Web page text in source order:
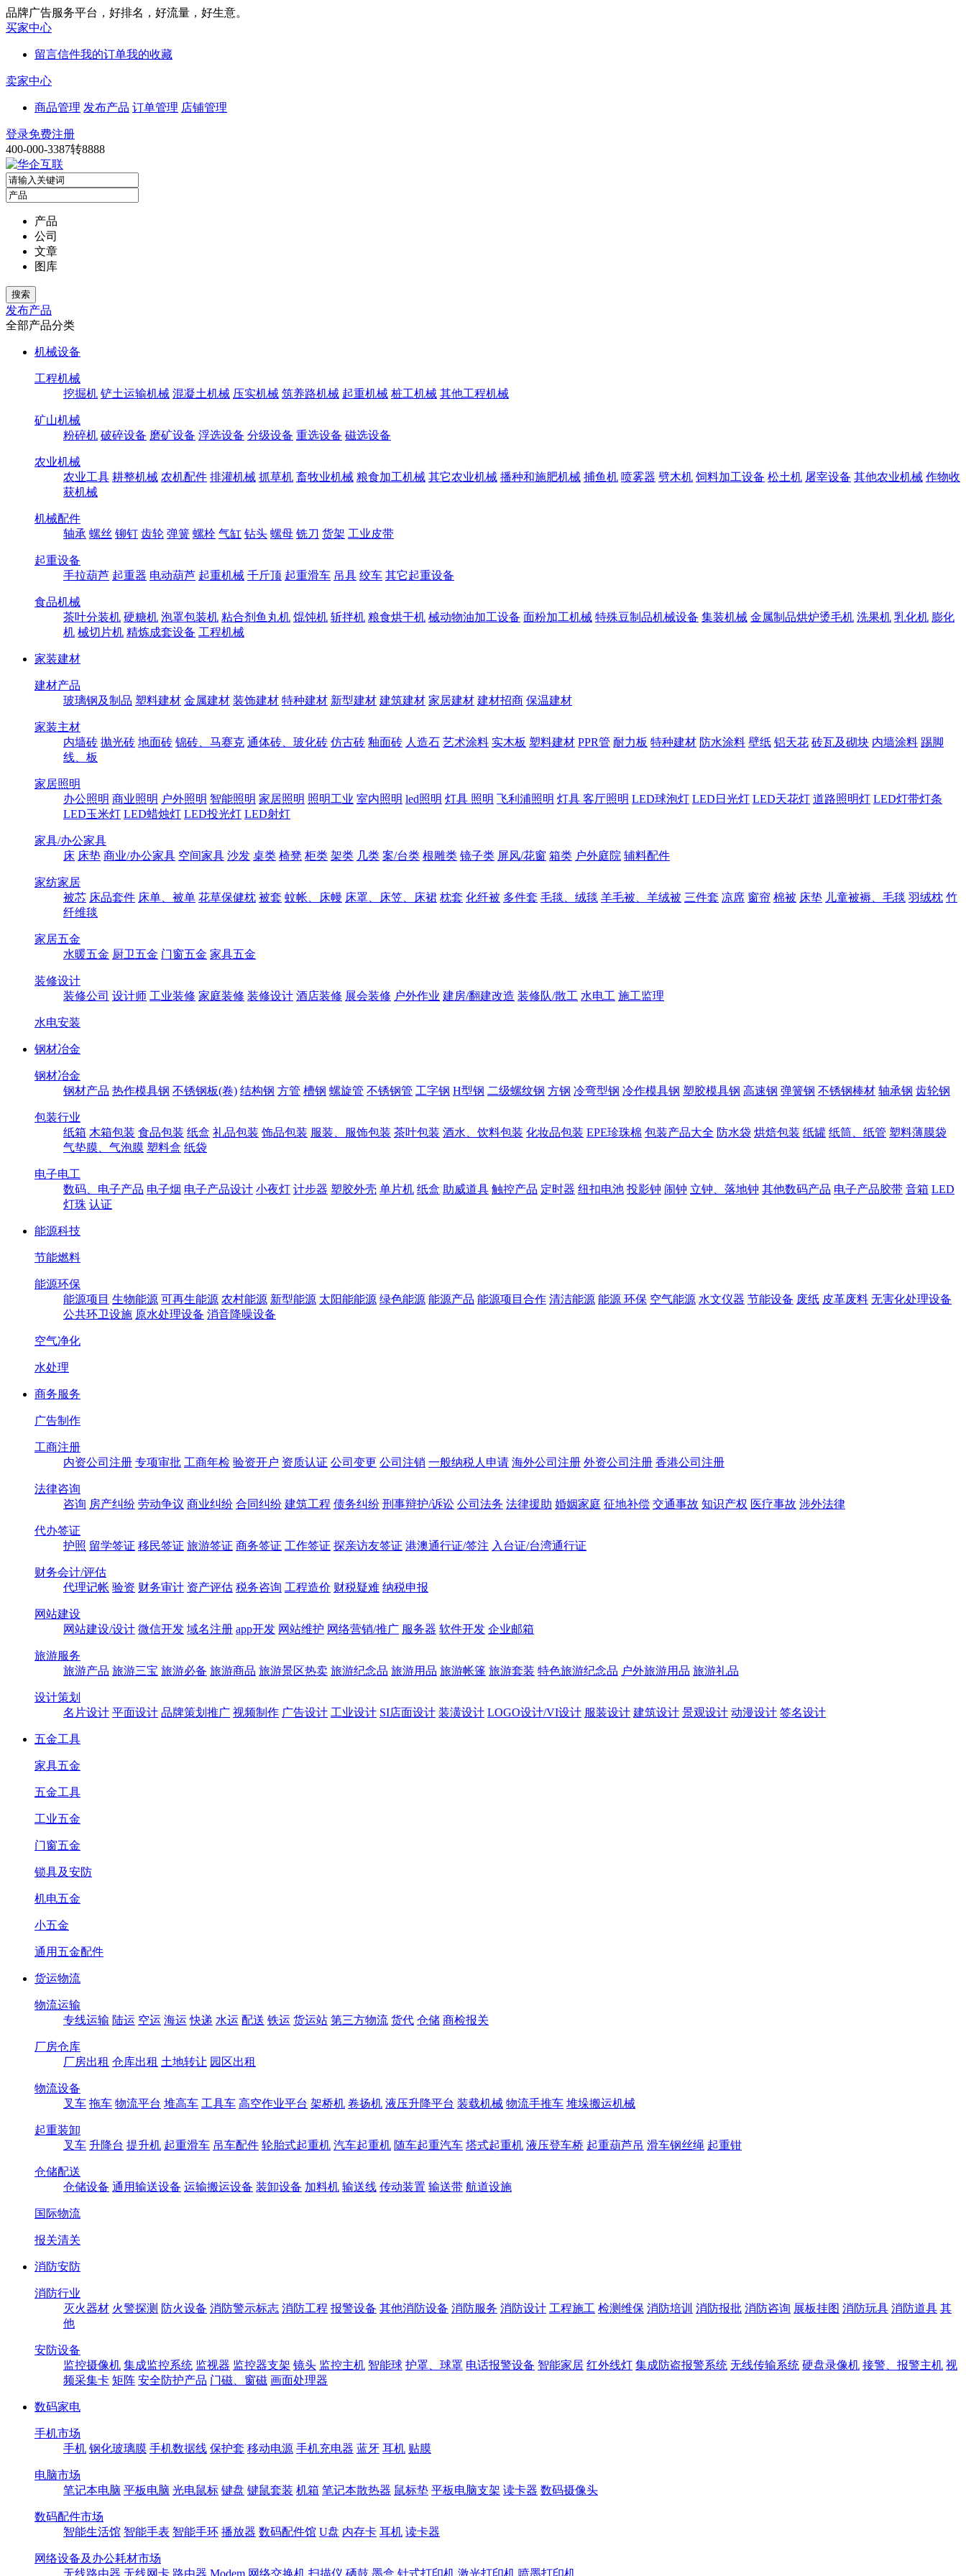
品牌广告服务平台，好排名，好流量，好生意。
买家中心
留言信件我的订单我的收藏
卖家中心
商品管理 发布产品 订单管理 店铺管理
登录免费注册
400-000-3387转8888
产品
公司
文章
图库
发布产品
全部产品分类
机械设备
工程机械
挖掘机 铲土运输机械 混凝土机械 压实机械 筑养路机械 起重机械 桩工机械 其他工程机械
矿山机械
粉碎机 破碎设备 磨矿设备 浮选设备 分级设备 重选设备 磁选设备
农业机械
农业工具 耕整机械 农机配件 排灌机械 抓草机 畜牧业机械 粮食加工机械 其它农业机械 播种和施肥机械 捕鱼机 喷雾器 劈木机 饲料加工设备 松土机 屠宰设备 其他农业机械 作物收
获机械
机械配件
轴承 螺丝 铆钉 齿轮 弹簧 螺栓 气缸 钻头 螺母 铣刀 货架 工业皮带
起重设备
手拉葫芦 起重器 电动葫芦 起重机械 千斤顶 起重滑车 吊具 绞车 其它起重设备
食品机械
茶叶分装机 硬糖机 泡罩包装机 粘合剂鱼丸机 馄饨机 斩拌机 粮食烘干机 械动物油加工设备 面粉加工机械 特殊豆制品机械设备 集装机械 金属制品烘炉烫毛机 洗果机 乳化机 膨化
机 械切片机 精炼成套设备 工程机械
家装建材
建材产品
玻璃钢及制品 塑料建材 金属建材 装饰建材 特种建材 新型建材 建筑建材 家居建材 建材招商 保温建材
家装主材
内墙砖 抛光砖 地面砖 锦砖、马赛克 通体砖、玻化砖 仿古砖 釉面砖 人造石 艺术涂料 实木板 塑料建材 PPR管 耐力板 特种建材 防水涂料 壁纸 铝天花 砖瓦及砌块 内墙涂料 踢脚
线、板
家居照明
办公照明 商业照明 户外照明 智能照明 家居照明 照明工业 室内照明 led照明 灯具 照明 飞利浦照明 灯具 客厅照明 LED球泡灯 LED日光灯 LED天花灯 道路照明灯 LED灯带灯条
LED玉米灯 LED蜡烛灯 LED投光灯 LED射灯
家具/办公家具
床 床垫 商业/办公家具 空间家具 沙发 桌类 椅凳 柜类 架类 几类 案/台类 根雕类 镜子类 屏风/花窗 箱类 户外庭院 辅料配件
家纺家居
被芯 床品套件 床单、被单 花草保健枕 被套 蚊帐、床幔 床罩、床笠、床裙 枕套 化纤被 多件套 毛毯、绒毯 羊毛被、羊绒被 三件套 凉席 窗帘 棉被 床垫 儿童被褥、毛毯 羽绒枕 竹
纤维毯
家居五金
水暖五金 厨卫五金 门窗五金 家具五金
装修设计
装修公司 设计师 工业装修 家庭装修 装修设计 酒店装修 展会装修 户外作业 建房/翻建改造 装修队/散工 水电工 施工监理
水电安装
钢材冶金
钢材冶金
钢材产品 热作模具钢 不锈钢板(卷) 结构钢 方管 槽钢 螺旋管 不锈钢管 工字钢 H型钢 二级螺纹钢 方钢 冷弯型钢 冷作模具钢 塑胶模具钢 高速钢 弹簧钢 不锈钢棒材 轴承钢 齿轮钢
包装行业
纸箱 木箱包装 食品包装 纸盒 礼品包装 饰品包装 服装、服饰包装 茶叶包装 酒水、饮料包装 化妆品包装 EPE珍珠棉 包装产品大全 防水袋 烘焙包装 纸罐 纸筒、纸管 塑料薄膜袋
气垫膜、气泡膜 塑料盒 纸袋
电子电工
数码、电子产品 电子烟 电子产品设计 小夜灯 计步器 塑胶外壳 单片机 纸盒 助威道具 触控产品 定时器 纽扣电池 投影钟 闹钟 立钟、落地钟 其他数码产品 电子产品胶带 音箱 LED
灯珠 认证
能源科技
节能燃料
能源环保
能源项目 生物能源 可再生能源 农村能源 新型能源 太阳能能源 绿色能源 能源产品 能源项目合作 清洁能源 能源 环保 空气能源 水文仪器 节能设备 废纸 皮革废料 无害化处理设备
公共环卫设施 原水处理设备 消音降噪设备
空气净化
水处理
商务服务
广告制作
工商注册
内资公司注册 专项审批 工商年检 验资开户 资质认证 公司变更 公司注销 一般纳税人申请 海外公司注册 外资公司注册 香港公司注册
法律咨询
咨询 房产纠纷 劳动争议 商业纠纷 合同纠纷 建筑工程 债务纠纷 刑事辩护/诉讼 公司法务 法律援助 婚姻家庭 征地补偿 交通事故 知识产权 医疗事故 涉外法律
代办签证
护照 留学签证 移民签证 旅游签证 商务签证 工作签证 探亲访友签证 港澳通行证/签注 入台证/台湾通行证
财务会计/评估
代理记帐 验资 财务审计 资产评估 税务咨询 工程造价 财税疑难 纳税申报
网站建设
网站建设/设计 微信开发 域名注册 app开发 网站维护 网络营销/推广 服务器 软件开发 企业邮箱
旅游服务
旅游产品 旅游三宝 旅游必备 旅游商品 旅游景区热卖 旅游纪念品 旅游用品 旅游帐篷 旅游套装 特色旅游纪念品 户外旅游用品 旅游礼品
设计策划
名片设计 平面设计 品牌策划推广 视频制作 广告设计 工业设计 SI店面设计 装潢设计 LOGO设计/VI设计 服装设计 建筑设计 景观设计 动漫设计 签名设计
五金工具
家具五金
五金工具
工业五金
门窗五金
锁具及安防
机电五金
小五金
通用五金配件
货运物流
物流运输
专线运输 陆运 空运 海运 快递 水运 配送 铁运 货运站 第三方物流 货代 仓储 商检报关
厂房仓库
厂房出租 仓库出租 土地转让 园区出租
物流设备
叉车 拖车 物流平台 堆高车 工具车 高空作业平台 架桥机 卷扬机 液压升降平台 装载机械 物流手推车 堆垛搬运机械
起重装卸
叉车 升降台 提升机 起重滑车 吊车配件 轮胎式起重机 汽车起重机 随车起重汽车 塔式起重机 液压登车桥 起重葫芦吊 滑车钢丝绳 起重钳
仓储配送
仓储设备 通用输送设备 运输搬运设备 装卸设备 加料机 输送线 传动装置 输送带 航道设施
国际物流
报关清关
消防安防
消防行业
灭火器材 火警探测 防火设备 消防警示标志 消防工程 报警设备 其他消防设备 消防服务 消防设计 工程施工 检测维保 消防培训 消防报批 消防咨询 展板挂图 消防玩具 消防道具 其
他
安防设备
监控摄像机 集成监控系统 监视器 监控器支架 镜头 监控主机 智能球 护罩、球罩 电话报警设备 智能家居 红外线灯 集成防盗报警系统 无线传输系统 硬盘录像机 接警、报警主机 视
频采集卡 矩阵 安全防护产品 门磁、窗磁 画面处理器
数码家电
手机市场
手机 钢化玻璃膜 手机数据线 保护套 移动电源 手机充电器 蓝牙 耳机 贴膜
电脑市场
笔记本电脑 平板电脑 光电鼠标 键盘 键鼠套装 机箱 笔记本散热器 鼠标垫 平板电脑支架 读卡器 数码摄像头
数码配件市场
智能生活馆 智能手表 智能手环 播放器 数码配件馆 U盘 内存卡 耳机 读卡器
网络设备及办公耗材市场
无线路由器 无线网卡 路由器 Modem 网络交换机 扫描仪 硒鼓 墨盒 针式打印机 激光打印机 喷墨打印机